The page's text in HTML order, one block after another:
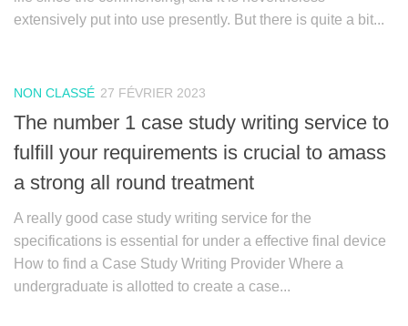
extensively put into use presently. But there is quite a bit...
NON CLASSÉ 27 FÉVRIER 2023
The number 1 case study writing service to
fulfill your requirements is crucial to amass
a strong all round treatment
A really good case study writing service for the
specifications is essential for under a effective final device
How to find a Case Study Writing Provider Where a
undergraduate is allotted to create a case...